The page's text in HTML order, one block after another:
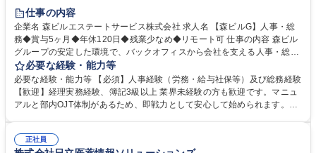
経験者歓迎
完全週休2日制
交通費支給 長期歓迎 駅近5分以内 土日祝休み
仕事の内容
企業名 森ビルエステートサービス株式会社 求人名 【森ビルG】人事・総
務◆賞与5ヶ月◆年休120日◆残業少なめ◆リモート可 仕事の内容 森ビル
グループの安定した環境で、バックオフィスから会社を支える人事・総務
をお任せします。 労務と総務の業務をバランスよく担当し、ゆくゆくは制
度改定などのコア業務にも挑戦できる、やりがいある環境です。 ■勤怠管
理、給与計算、社会保険手続き、年末調整等の労務管理全般 ■入退社手続
き、社内規定の改定や人事制度改定などのコア業務 ■社内イベントの企画
でも質問・相談できる環境が整っているため、安心して成長できます。 募
必要な経験・能力等
必要な経験・能力等 【必須】人事経験（労務・給与社保等）及び総務経験
【歓迎】経理実務経験、簿記3級以上 業界未経験の方も歓迎です。マニュ
アルと部内OJT体制があるため、即戦力として安心して始められます。
務に挑戦できるため、自身の成長と組織への貢献度をダイレクトに実感で
正社員